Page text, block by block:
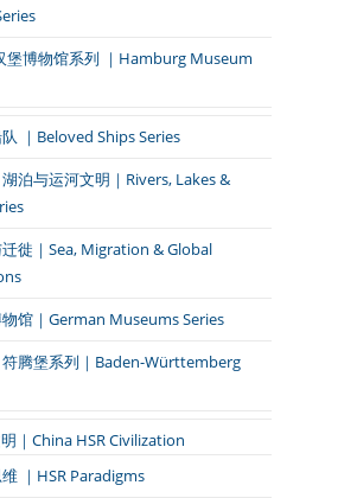
堡博物馆系列 ｜Hamburg Museum
｜Beloved Ships Series
泊与运河文明｜Rivers, Lakes &
徙｜Sea, Migration & Global
馆｜German Museums Series
符腾堡系列｜Baden-Württemberg
｜China HSR Civilization
｜HSR Paradigms